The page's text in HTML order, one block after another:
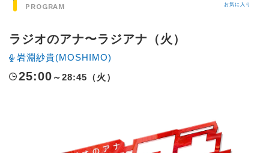
PROGRAM
ラジオのアナ〜ラジアナ（火）
岩淵紗貴(MOSHIMO)
25:00 ～28:45（火）